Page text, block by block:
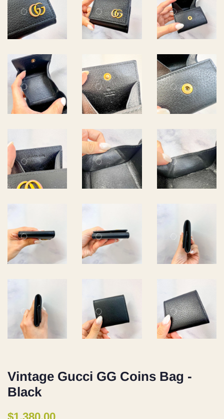
Vintage Gucci GG Coins Bag -
Black
定